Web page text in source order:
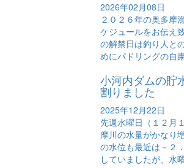
2026年02月08日
２０２６年の奥多摩
ケジュールをお伝え
の解禁日は釣り人と
めにパドリングの自
小河内ダムの貯
割りました
2025年12月22日
先週水曜日（１２月
摩川の水量がかなり
の水位も最近は－２
していましたが、水